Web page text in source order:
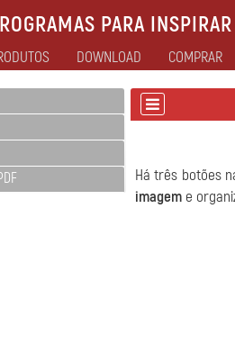
PARA
DOWNLOAD COMPRAR
Há três botões
imagem e